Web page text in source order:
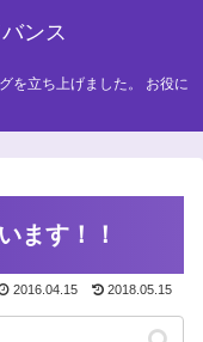
を立ち上げました。 お役に
ます！！
2016.04.15 2018.05.15